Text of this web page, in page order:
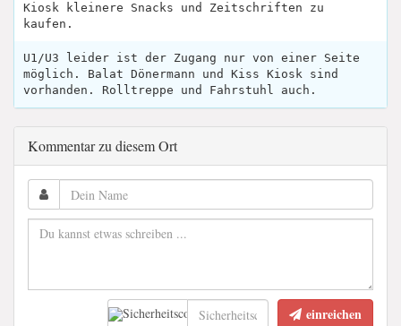
Kiosk kleinere Snacks und Zeitschriften zu
kaufen.
U1/U3 leider ist der Zugang nur von einer Seite
möglich. Balat Dönermann und Kiss Kiosk sind
vorhanden. Rolltreppe und Fahrstuhl auch.
Kommentar zu diesem Ort
einreichen